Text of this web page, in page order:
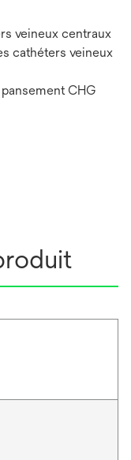
veineux centraux
cathéters veineux
CHG